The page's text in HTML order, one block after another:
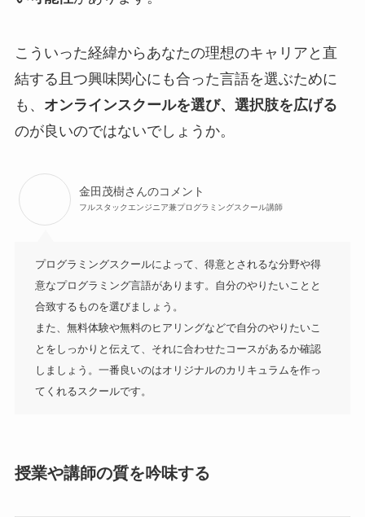
こういった経緯からあなたの理想のキャリアと直
結する且つ興味関心にも合った言語を選ぶために
も、 オンラインスクールを選び、選択肢を広げる
のが良いのではないでしょうか。
金田茂樹さんのコメント
フルスタックエンジニア兼プログラミングスクール講師
プログラミングスクールによって、得意とされるな分野や得
意なプログラミング言語があります。自分のやりたいことと
合致するものを選びましょう。
また、無料体験や無料のヒアリングなどで自分のやりたいこ
とをしっかりと伝えて、それに合わせたコースがあるか確認
しましょう。一番良いのはオリジナルのカリキュラムを作っ
てくれるスクールです。
授業や講師の質を吟味する